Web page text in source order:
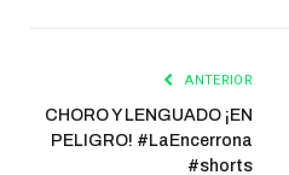
ANTERIOR
CHORO Y LENGUADO ¡EN
PELIGRO! #LaEncerrona
#shorts